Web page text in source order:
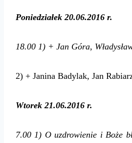
Poniedziałek20.06.2016 r.
18.00 1) + Jan Góra,
2) + Janina Badylak, Jan
Wtorek 21.06.2016 r.
7.001) O uzdrowienie i Boże